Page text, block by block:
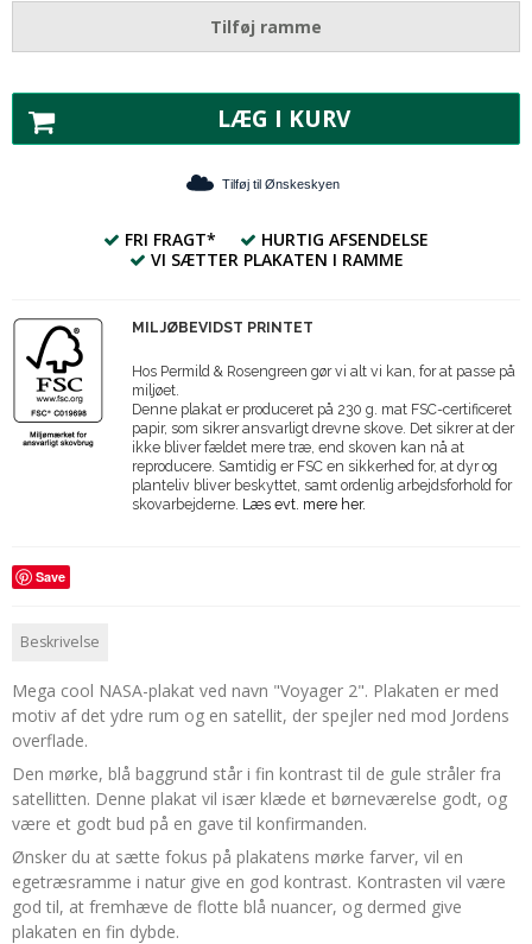
Tilføj ramme
LÆG I KURV
Tilføj til Ønskeskyen
FRI FRAGT*
HURTIG AFSENDELSE
VI SÆTTER PLAKATEN I RAMME
MILJØBEVIDST PRINTET
Hos Permild & Rosengreen gør vi alt vi kan, for at passe på
miljøet.
Denne plakat er produceret på 230 g. mat FSC-certificeret
papir, som sikrer ansvarligt drevne skove. Det sikrer at der
ikke bliver fældet mere træ, end skoven kan nå at
reproducere. Samtidig er FSC en sikkerhed for, at dyr og
planteliv bliver beskyttet, samt ordenlig arbejdsforhold for
skovarbejderne. Læs evt. mere her.
Save
Beskrivelse
Mega cool NASA-plakat ved navn "Voyager 2". Plakaten er med
motiv af det ydre rum og en satellit, der spejler ned mod Jordens
overflade.
Den mørke, blå baggrund står i fin kontrast til de gule stråler fra
satellitten. Denne plakat vil især klæde et børneværelse godt, og
være et godt bud på en gave til konfirmanden.
Ønsker du at sætte fokus på plakatens mørke farver, vil en
egetræsramme i natur give en god kontrast. Kontrasten vil være
god til, at fremhæve de flotte blå nuancer, og dermed give
plakaten en fin dybde.